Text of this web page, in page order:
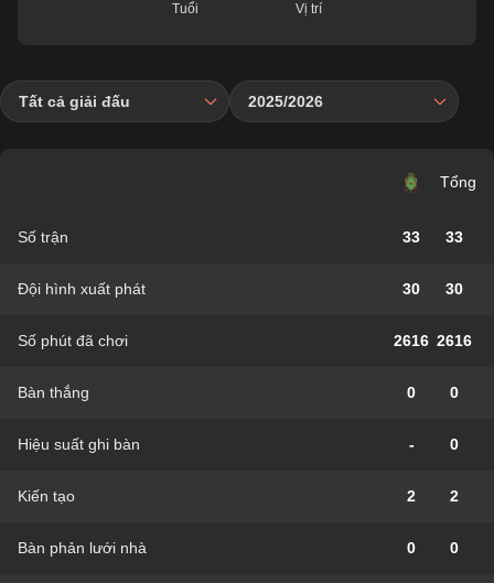
Tuổi Vị trí
Tất cả giải đấu 2025/2026
Tổng
Số trận 33 33
Đội hình xuất phát 30 30
Số phút đã chơi 2616 2616
Bàn thắng 0 0
Hiệu suất ghi bàn - 0
Kiến tạo 2 2
Bàn phản lưới nhà 0 0